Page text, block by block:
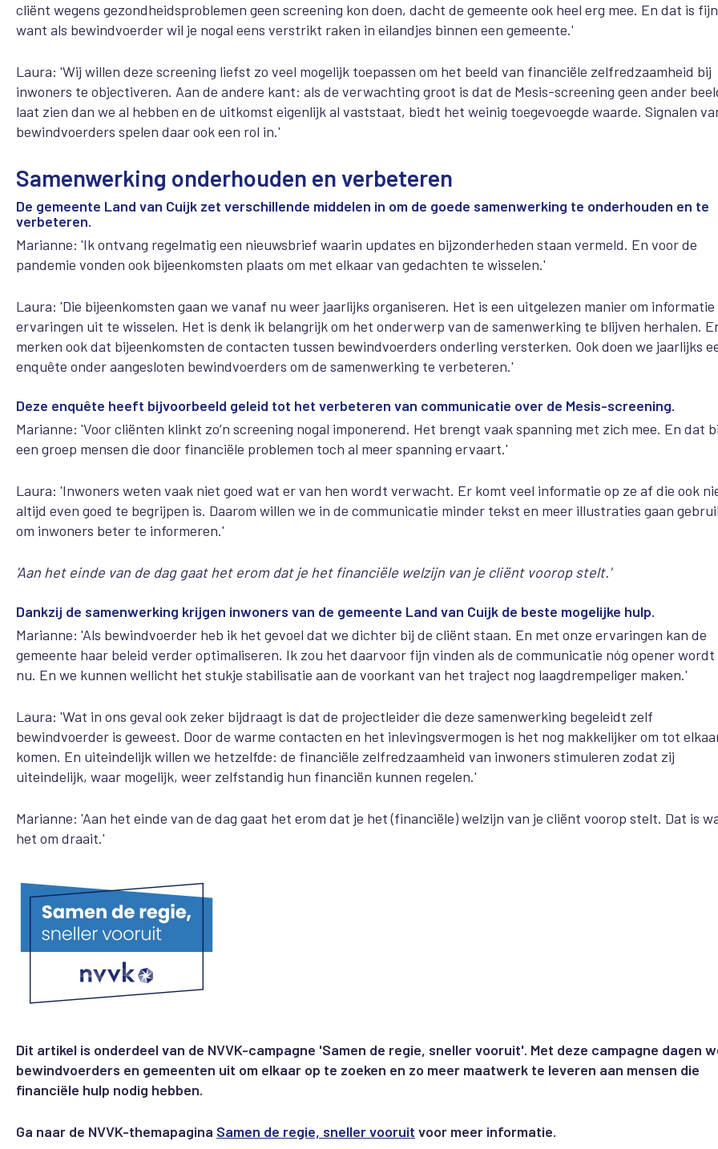
cliënt wegens gezondheidsproblemen geen screening kon doen, dacht de gemeente ook heel erg mee. En dat is
want als bewindvoerder wil je nogal eens verstrikt raken in eilandjes binnen een gemeente.'
Laura: 'Wij willen deze screening liefst zo veel mogelijk toepassen om het beeld van financiële zelfredzaamheid bij
inwoners te objectiveren. Aan de andere kant: als de verwachting groot is dat de Mesis-screening geen ander
laat zien dan we al hebben en de uitkomst eigenlijk al vaststaat, biedt het weinig toegevoegde waarde. Signalen
bewindvoerders spelen daar ook een rol in.'
Samenwerking onderhouden en verbeteren
De gemeente Land van Cuijk zet verschillende middelen in om de goede samenwerking te onderhouden en te
verbeteren.
Marianne: 'Ik ontvang regelmatig een nieuwsbrief waarin updates en bijzonderheden staan vermeld. En voor de
pandemie vonden ook bijeenkomsten plaats om met elkaar van gedachten te wisselen.'
Laura: 'Die bijeenkomsten gaan we vanaf nu weer jaarlijks organiseren. Het is een uitgelezen manier om informatie
ervaringen uit te wisselen. Het is denk ik belangrijk om het onderwerp van de samenwerking te blijven herhalen.
merken ook dat bijeenkomsten de contacten tussen bewindvoerders onderling versterken. Ook doen we jaarlijks
enquête onder aangesloten bewindvoerders om de samenwerking te verbeteren.'
Deze enquête heeft bijvoorbeeld geleid tot het verbeteren van communicatie over de Mesis-screening.
Marianne: 'Voor cliënten klinkt zo’n screening nogal imponerend. Het brengt vaak spanning met zich mee. En dat
een groep mensen die door financiële problemen toch al meer spanning ervaart.'
Laura: 'Inwoners weten vaak niet goed wat er van hen wordt verwacht. Er komt veel informatie op ze af die ook
altijd even goed te begrijpen is. Daarom willen we in de communicatie minder tekst en meer illustraties gaan
om inwoners beter te informeren.'
'Aan het einde van de dag gaat het erom dat je het financiële welzijn van je cliënt voorop stelt.'
Dankzij de samenwerking krijgen inwoners van de gemeente Land van Cuijk de beste mogelijke hulp.
Marianne: 'Als bewindvoerder heb ik het gevoel dat we dichter bij de cliënt staan. En met onze ervaringen kan de
gemeente haar beleid verder optimaliseren. Ik zou het daarvoor fijn vinden als de communicatie nóg opener wordt
nu. En we kunnen wellicht het stukje stabilisatie aan de voorkant van het traject nog laagdrempeliger maken.'
Laura: 'Wat in ons geval ook zeker bijdraagt is dat de projectleider die deze samenwerking begeleidt zelf
bewindvoerder is geweest. Door de warme contacten en het inlevingsvermogen is het nog makkelijker om tot
komen. En uiteindelijk willen we hetzelfde: de financiële zelfredzaamheid van inwoners stimuleren zodat zij
uiteindelijk, waar mogelijk, weer zelfstandig hun financiën kunnen regelen.'
Marianne: 'Aan het einde van de dag gaat het erom dat je het (financiële) welzijn van je cliënt voorop stelt. Dat is
het om draait.'
Dit artikel is onderdeel van de NVVK-campagne 'Samen de regie, sneller vooruit'. Met deze campagne dagen
bewindvoerders en gemeenten uit om elkaar op te zoeken en zo meer maatwerk te leveren aan mensen die
financiële hulp nodig hebben.
Ga naar de NVVK-themapagina Samen de regie, sneller vooruit voor meer informatie.